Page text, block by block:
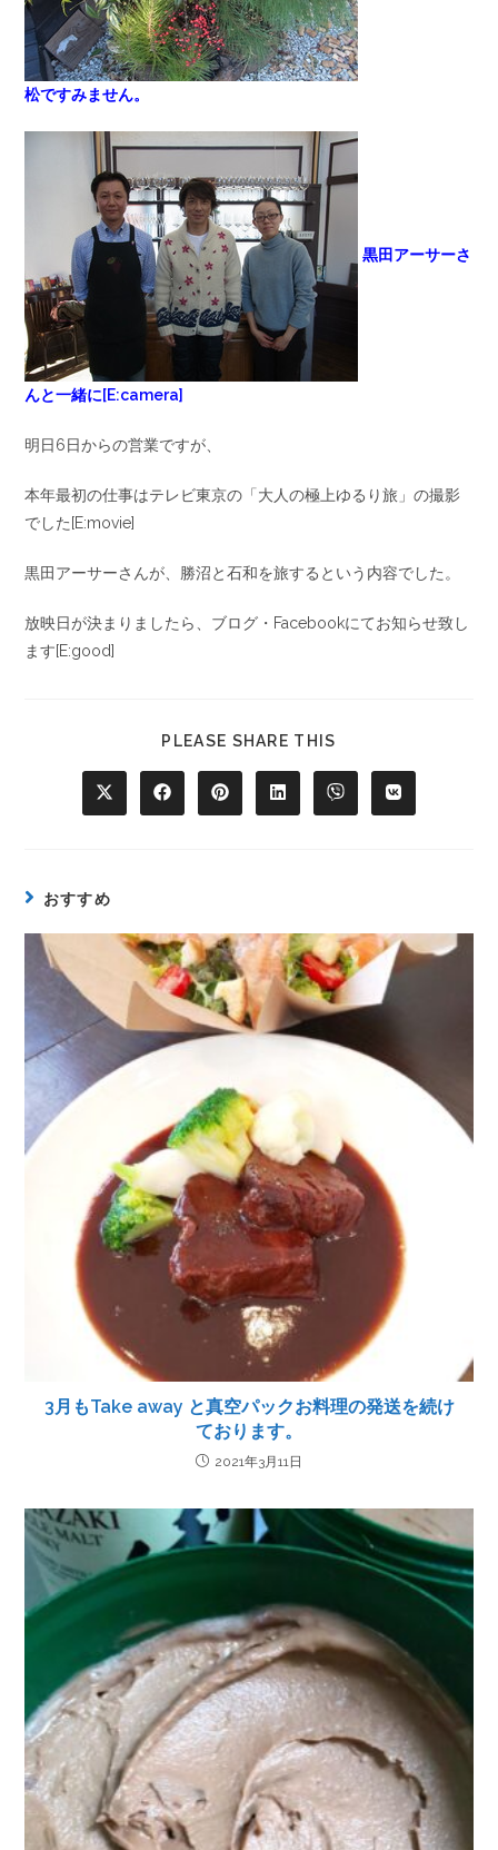
松ですみません。
黒田アーサーさ
んと一緒に[E:camera]
明日6日からの営業ですが、
本年最初の仕事はテレビ東京の「大人の極上ゆるり旅」の撮影
でした[E:movie]
黒田アーサーさんが、勝沼と石和を旅するという内容でした。
放映日が決まりましたら、ブログ・Facebookにてお知らせ致し
ます[E:good]
PLEASE SHARE THIS
おすすめ
3月もTake away と真空パックお料理の発送を続け
ております。
2021年3月11日